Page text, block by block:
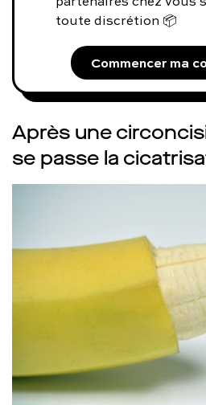
toute discrétion 📦
Commencer ma
Après une
se passe la